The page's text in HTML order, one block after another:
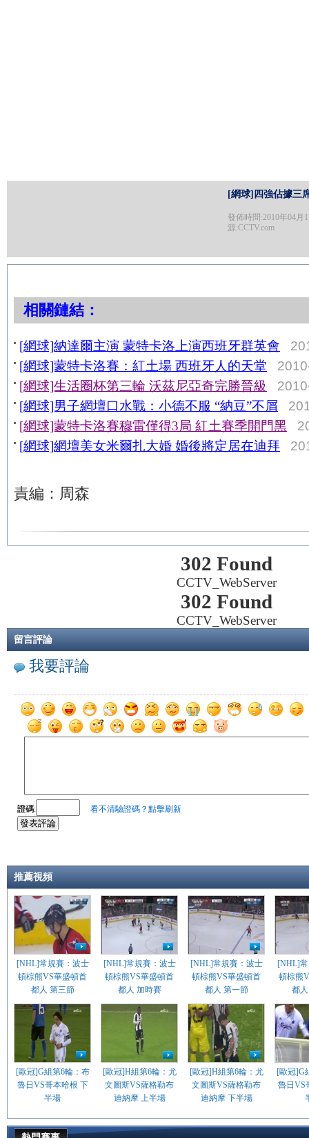
[網球]四強佔據三
發佈時間:2010年04月
源:CCTV.com
相關鏈結：
[網球]納達爾主演 蒙特卡洛上演西班牙群英會
[網球]蒙特卡洛賽：紅土場 西班牙人的天堂
[網球]生活圈杯第三輪 沃茲尼亞奇完勝晉級
[網球]男子網壇口水戰：小德不服 “納豆”不屑
[網球]蒙特卡洛賽穆雷僅得3局 紅土賽季開門黑
[網球]網壇美女米爾扎大婚 婚後將定居在迪拜
責編：周森
302 Found
CCTV_WebServer
302 Found
CCTV_WebServer
留言評論
我要評論
證碼: 看不清驗證碼？點擊刷新
推薦視頻
[NHL]常規賽：波士
頓棕熊VS華盛頓首
都人 第三節
[NHL]常規賽：波士
頓棕熊VS華盛頓首
都人 加時賽
[NHL]常規賽：波士
頓棕熊VS華盛頓首
都人 第一節
[NHL]
頓棕熊
都
[歐冠]G組第6輪：布
魯日VS哥本哈根 下
半場
[歐冠]H組第6輪：尤
文圖斯VS薩格勒布
迪納摩 上半場
[歐冠]H組第6輪：尤
文圖斯VS薩格勒布
迪納摩 下半場
[歐冠]G
魯日VS